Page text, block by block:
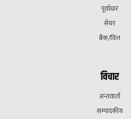
पूर्वाधार
सेयर
बैक/वित्त
विचार
अन्तवार्ता
सम्पादकीय